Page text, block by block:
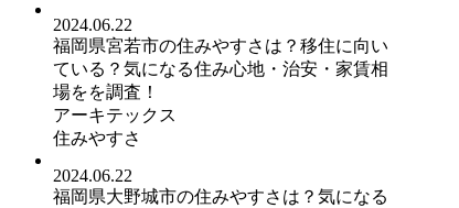
2024.06.22
福岡県宮若市の住みやすさは？移住に向い
ている？気になる住み心地・治安・家賃相
場をを調査！
アーキテックス
住みやすさ
2024.06.22
福岡県大野城市の住みやすさは？気になる